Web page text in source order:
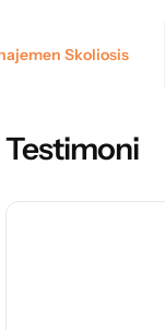
Skoliosis
Testimoni